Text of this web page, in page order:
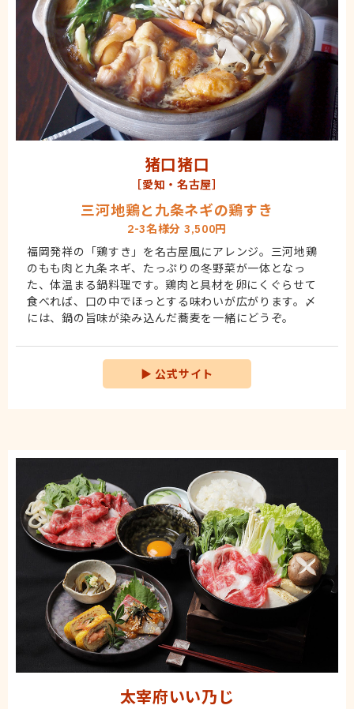
猪口猪口
［愛知・名古屋］
三河地鶏と九条ネギの鶏すき
2-3名様分 3,500円
福岡発祥の「鶏すき」を名古屋風にアレンジ。三河地鶏
のもも肉と九条ネギ、たっぷりの冬野菜が一体となっ
た、体温まる鍋料理です。鶏肉と具材を卵にくぐらせて
食べれば、口の中でほっとする味わいが広がります。〆
には、鍋の旨味が染み込んだ蕎麦を一緒にどうぞ。
▶ 公式サイト
太宰府いい乃じ